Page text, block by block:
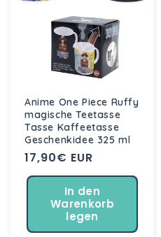
Anime One Piece Ruffy
magische Teetasse
Tasse Kaffeetasse
Geschenkidee 325 ml
Normaler
Preis
17,90€ EUR
In den
Warenkorb
legen